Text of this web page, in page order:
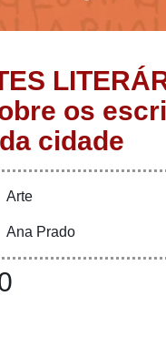
os
cidade
Arte
Ana Prado